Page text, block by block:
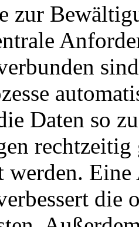
zur
Daten so
werden.
die